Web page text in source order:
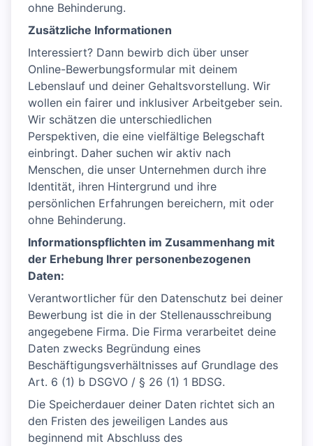
ohne Behinderung.
Zusätzliche Informationen
Interessiert? Dann bewirb dich über unser
Online-Bewerbungsformular mit deinem
Lebenslauf und deiner Gehaltsvorstellung. Wir
wollen ein fairer und inklusiver Arbeitgeber sein.
Wir schätzen die unterschiedlichen
Perspektiven, die eine vielfältige Belegschaft
einbringt. Daher suchen wir aktiv nach
Menschen, die unser Unternehmen durch ihre
Identität, ihren Hintergrund und ihre
persönlichen Erfahrungen bereichern, mit oder
ohne Behinderung.
Informationspflichten im Zusammenhang mit
der Erhebung Ihrer personenbezogenen
Daten:
Verantwortlicher für den Datenschutz bei deiner
Bewerbung ist die in der Stellenausschreibung
angegebene Firma. Die Firma verarbeitet deine
Daten zwecks Begründung eines
Beschäftigungsverhältnisses auf Grundlage des
Art. 6 (1) b DSGVO / § 26 (1) 1 BDSG.
Die Speicherdauer deiner Daten richtet sich an
den Fristen des jeweiligen Landes aus
beginnend mit Abschluss des